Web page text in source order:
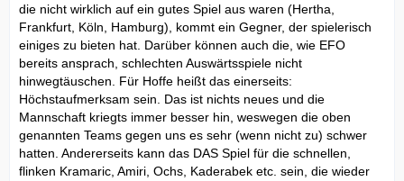
die nicht wirklich auf ein gutes Spiel aus waren (Hertha,
Frankfurt, Köln, Hamburg), kommt ein Gegner, der spielerisch
einiges zu bieten hat. Darüber können auch die, wie EFO
bereits ansprach, schlechten Auswärtsspiele nicht
hinwegtäuschen. Für Hoffe heißt das einerseits:
Höchstaufmerksam sein. Das ist nichts neues und die
Mannschaft kriegts immer besser hin, weswegen die oben
genannten Teams gegen uns es sehr (wenn nicht zu) schwer
hatten. Andererseits kann das DAS Spiel für die schnellen,
flinken Kramaric, Amiri, Ochs, Kaderabek etc. sein, die wieder